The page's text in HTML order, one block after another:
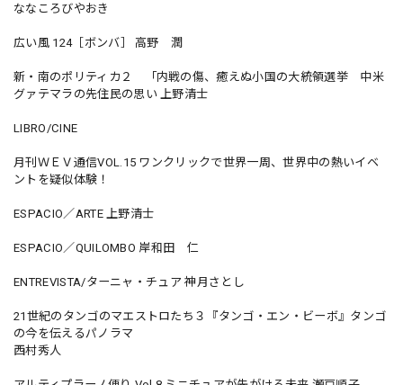
ななころびやおき
広い風 124［ボンバ］ 高野 潤
新・南のポリティカ２ 「内戦の傷、癒えぬ小国の大統領選挙 中米
グァテマラの先住民の思い 上野清士
LIBRO/CINE
月刊ＷＥＶ通信VOL.15 ワンクリックで世界一周、世界中の熱いイベ
ントを疑似体験！
ESPACIO／ARTE 上野清士
ESPACIO／QUILOMBO 岸和田 仁
ENTREVISTA/ターニャ・チュア 神月さとし
21世紀のタンゴのマエストロたち３『タンゴ・エン・ビーボ』タンゴ
の今を伝えるパノラマ
西村秀人